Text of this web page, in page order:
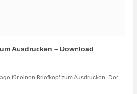
Ausdrucken – Download
für einen Briefkopf zum Ausdrucken. Der